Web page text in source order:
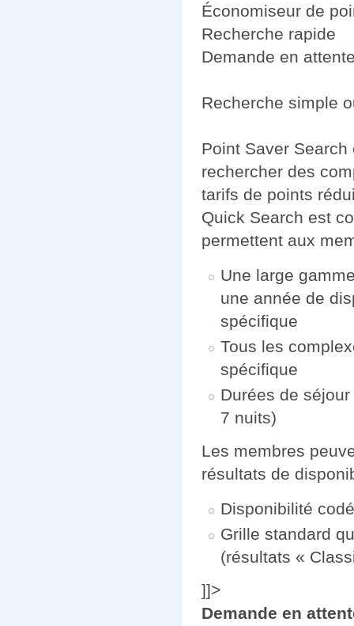
Économiseur de
Recherche rapide
Demande en
Recherche simple
Point Saver
rechercher des
tarifs de points
Quick Search est
permettent aux
Une large
une année de
spécifique
Tous les
spécifique
Durées de
7 nuits)
Les membres
résultats de
Disponibilité
Grille standard
(résultats «
]]>
Demande en